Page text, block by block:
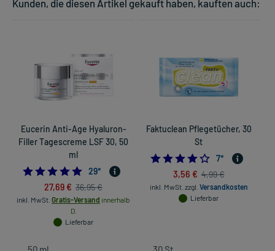
Kunden, die diesen Artikel gekauft haben, kauften auch:
Eucerin Anti-Age Hyaluron-
Filler Tagescreme LSF 30, 50
ml
4.827586206896552
29*
27,69 € 36,95 €
inkl. MwSt. Gratis-Versand innerhalb
D.
Lieferbar
Faktuclean Pflegetücher, 30
St
7*
3,56 € 4,99 €
inkl. MwSt. zzgl. Versandkosten
Lieferbar